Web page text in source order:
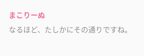
まこりーぬ
なるほど、たしかにその通りですね。